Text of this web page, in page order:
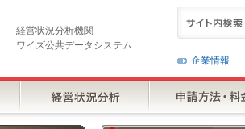
経営状況分析機関
ワイズ公共データシステム
企業情報